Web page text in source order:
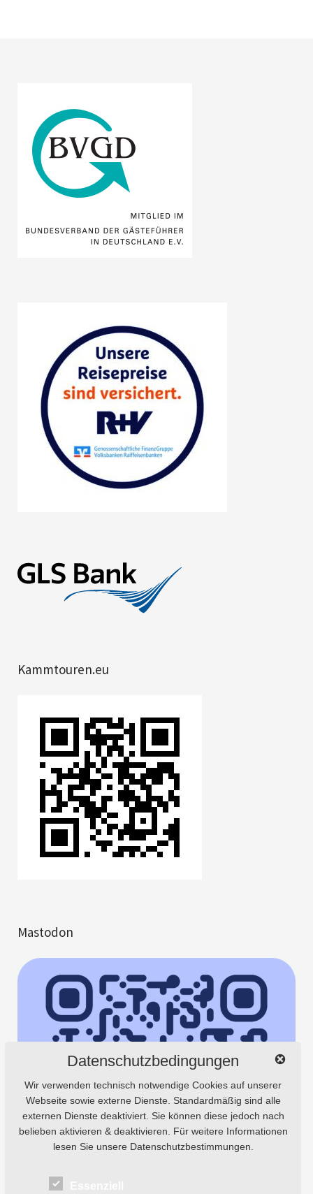
Kammtouren.eu
Mastodon
Datenschutzbedingungen
Wir verwenden technisch notwendige Cookies auf unserer
Webseite sowie externe Dienste. Standardmäßig sind alle
externen Dienste deaktiviert. Sie können diese jedoch nach
belieben aktivieren & deaktivieren. Für weitere Informationen
lesen Sie unsere Datenschutzbestimmungen.